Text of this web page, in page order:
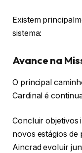
Existem
sistema:
Avance na
O principal
Cardinal é
Concluir objetivos
novos estágios de
Aincrad evoluir